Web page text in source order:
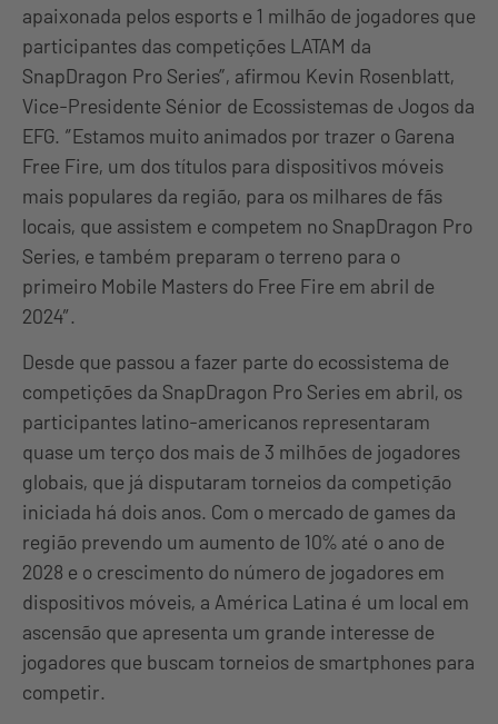
apaixonada pelos esports e 1 milhão de jogadores que
participantes das competições LATAM da
SnapDragon Pro Series”, afirmou Kevin Rosenblatt,
Vice-Presidente Sénior de Ecossistemas de Jogos da
EFG. ‘’Estamos muito animados por trazer o Garena
Free Fire, um dos títulos para dispositivos móveis
mais populares da região, para os milhares de fãs
locais, que assistem e competem no SnapDragon Pro
Series, e também preparam o terreno para o
primeiro Mobile Masters do Free Fire em abril de
2024″.
Desde que passou a fazer parte do ecossistema de
competições da SnapDragon Pro Series em abril, os
participantes latino-americanos representaram
quase um terço dos mais de 3 milhões de jogadores
globais, que já disputaram torneios da competição
iniciada há dois anos. Com o mercado de games da
região prevendo um aumento de 10% até o ano de
2028 e o crescimento do número de jogadores em
dispositivos móveis, a América Latina é um local em
ascensão que apresenta um grande interesse de
jogadores que buscam torneios de smartphones para
competir.